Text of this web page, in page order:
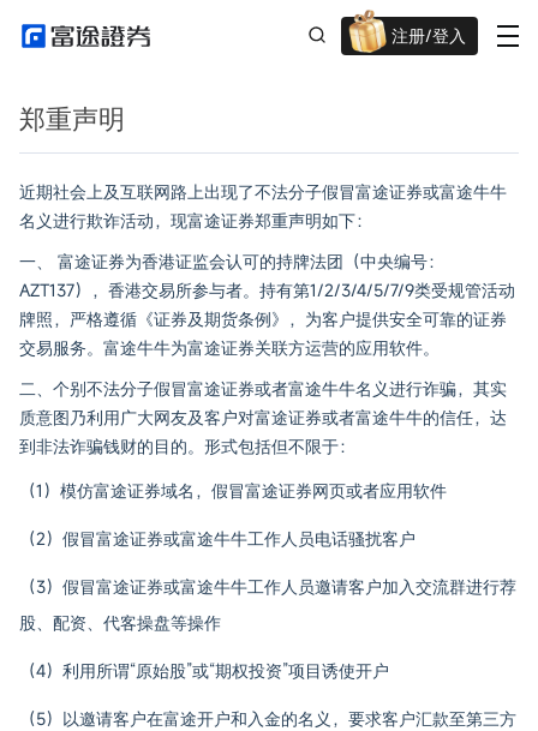
注册/登入
迎新重磅礼 股票/BTC等任你选!
郑重声明
近期社会上及互联网路上出现了不法分子假冒富途证券或富途牛牛
名义进行欺诈活动，现富途证券郑重声明如下：
一、 富途证券为香港证监会认可的持牌法团（中央编号：
AZT137），香港交易所参与者。持有第1/2/3/4/5/7/9类受规管活动
牌照，严格遵循《证券及期货条例》，为客户提供安全可靠的证券
交易服务。富途牛牛为富途证券关联方运营的应用软件。
二、个别不法分子假冒富途证券或者富途牛牛名义进行诈骗，其实
质意图乃利用广大网友及客户对富途证券或者富途牛牛的信任，达
到非法诈骗钱财的目的。形式包括但不限于：
（1）模仿富途证券域名，假冒富途证券网页或者应用软件
（2）假冒富途证券或富途牛牛工作人员电话骚扰客户
（3）假冒富途证券或富途牛牛工作人员邀请客户加入交流群进行荐
股、配资、代客操盘等操作
（4）利用所谓“原始股”或“期权投资”项目诱使开户
（5）以邀请客户在富途开户和入金的名义，要求客户汇款至第三方